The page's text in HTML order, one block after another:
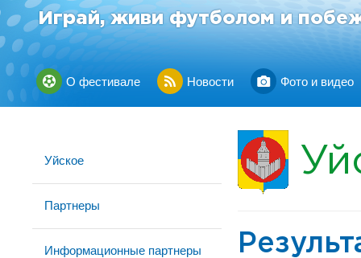
Играй, живи футболом и
О фестивале Новости Фото и видео
Уйское
Партнеры
Информационные партнеры